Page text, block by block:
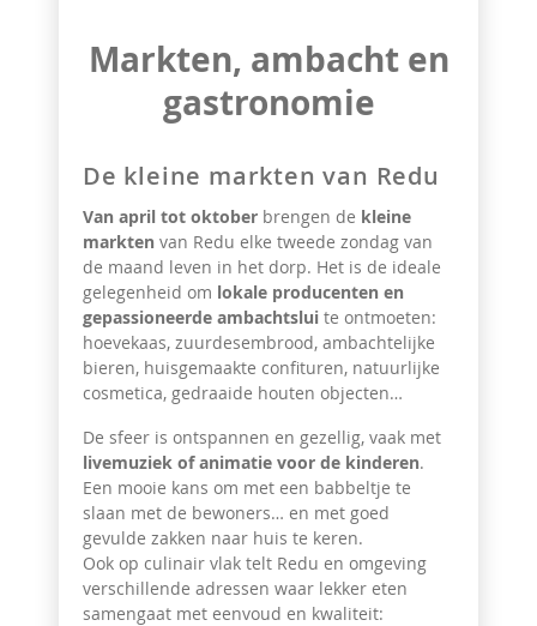
Markten, ambacht en
gastronomie
De kleine markten van Redu
Van april tot oktober brengen de kleine
markten van Redu elke tweede zondag van
de maand leven in het dorp. Het is de ideale
gelegenheid om lokale producenten en
gepassioneerde ambachtslui te ontmoeten:
hoevekaas, zuurdesembrood, ambachtelijke
bieren, huisgemaakte confituren, natuurlijke
cosmetica, gedraaide houten objecten…
De sfeer is ontspannen en gezellig, vaak met
livemuziek of animatie voor de kinderen.
Een mooie kans om met een babbeltje te
slaan met de bewoners… en met goed
gevulde zakken naar huis te keren.
Ook op culinair vlak telt Redu en omgeving
verschillende adressen waar lekker eten
samengaat met eenvoud en kwaliteit: